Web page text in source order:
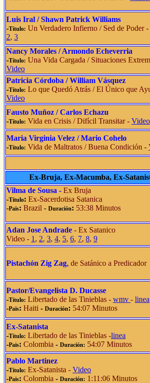
Luis Iral / Shawn Patrick Williams
-Título: Un Verdadero Infierno / Sed de Poder-
2, 3
Nancy Morales / Armondo Echeverria
-Título: Una Vida Cargada / Situaciones
Video
Patricia Córdoba / William Vásquez
-Título: Lo que Quedó Atrás /El Único que
Video
Fausto Muñoz / Carlos Echazu
-Título: Vida en Crisis /Difícil Transitar- Video
Maria Virginia Velez / Mario Cohelo
-Título: Vida de Maltratos /Buena Condición -
Ex-Bruja, Ex-Macumba, Ex-
Vilma de Sousa - Ex Bruja
-Título: Ex-Sacerdotisa Satanica
-Pais: Brazil - Duración: 53:38 Minutos
Adan Jose Andrade - Ex Satanico
Video - 1 , 2, 3, 4, 5, 6, 7, 8, 9
Pistachón Zig Zag, de Satánico a Predicador
Pastor/Evangelista D. Ducasse
-Título: Libertado de las Tinieblas - wmv - linea
-Pais: Haiti - Duración: 54:07 Minutos
Ex-Satanista
-Título: Libertado de las Tinieblas -linea
-Pais: Colombia - Duración: 54:07 Minutos
Pablo Martinez
-Título: Ex-Satanista - Video
-Pais: Colombia - Duración: 1:11:06 Minutos